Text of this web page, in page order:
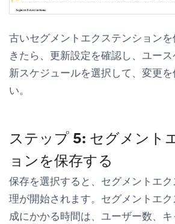
古いセグメントエクステンション
きたら、更新設定を確認し、ユー
新スケジュールを選択して、変更
い。
ステップ 5: セグメント
ョンを保存する
保存を選択すると、セグメントエ
理が開始されます。セグメントエ
成にかかる時間は、ユーザー数、